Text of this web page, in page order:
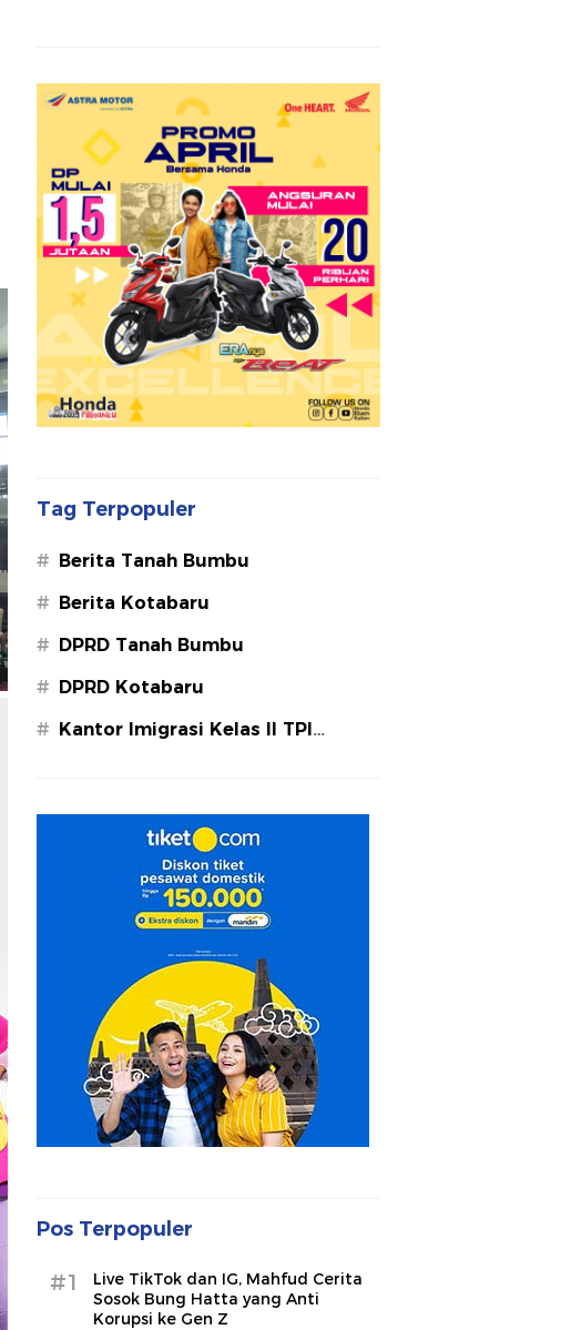
Tag Terpopuler
# Berita Tanah Bumbu
# Berita Kotabaru
# DPRD Tanah Bumbu
# DPRD Kotabaru
# Kantor Imigrasi Kelas II TPI
Pos Terpopuler
#1
Live TikTok dan IG, Mahfud Cerita
Sosok Bung Hatta yang Anti
Korupsi ke Gen Z